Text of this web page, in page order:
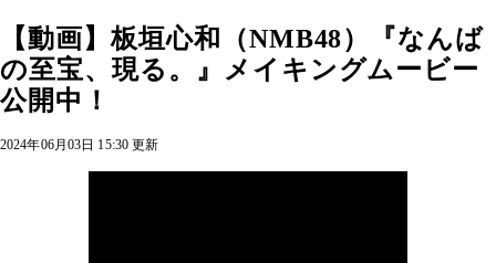
【動画】板垣心和（NMB48）『なんば
の至宝、現る。』メイキングムービー
公開中！
2024年06月03日 15:30 更新